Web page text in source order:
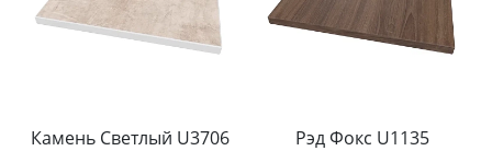
Камень Светлый U3706 Рэд Фокс U1135